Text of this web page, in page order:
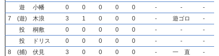
遊
小幡 0 0 0 0 0 - -
-
7
(遊) 木浪 3 1 0 0 0 - 遊ゴロ -
投
桐敷 0 0 0 0 0 - -
-
投
ドリス 0 0 0 0 0 - -
-
8
(捕) 伏見 3 0 0 0 0 - 一 直 -
遊
小幡 0 0 0 0 0 - -
-
7
(遊) 木浪 3 1 0 0 0 - 遊ゴロ -
投
桐敷 0 0 0 0 0 - -
-
投
ドリス 0 0 0 0 0 - -
-
8
(捕) 伏見 3 0 0 0 0 - 一 直 -
遊
小幡 0 0 0 0 0 - -
-
7
(遊) 木浪 3 1 0 0 0 - 遊ゴロ -
投
桐敷 0 0 0 0 0 - -
-
投
ドリス 0 0 0 0 0 - -
-
8
(捕) 伏見 3 0 0 0 0 - 一 直 -
遊
小幡 0 0 0 0 0 - -
-
7
(遊) 木浪 3 1 0 0 0 - 遊ゴロ -
投
桐敷 0 0 0 0 0 - -
-
投
ドリス 0 0 0 0 0 - -
-
8
(捕) 伏見 3 0 0 0 0 - 一 直 -